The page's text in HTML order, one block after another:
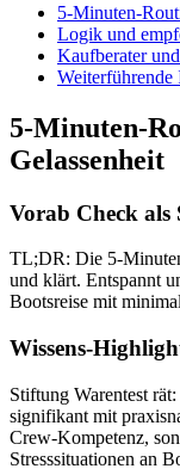
5-Minuten-
Logik und
Kaufberater
5-Minuten-
Gelassenheit
Vorab Check als
TL;DR: Die 5-
und klärt. Entspannt
Bootsreise mit
Wissens-
Stiftung Warentest
signifikant mit
Crew-Kompetenz,
Stresssituationen an